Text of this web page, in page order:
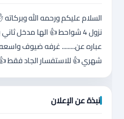
نزول 4 شواحط 👍 الها
شهري 👍 للاستفسار الجاد فقط
نبذة عن الإعلان